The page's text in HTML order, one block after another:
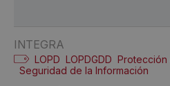
INTEGRA
LOPD LOPDGDD Protección
Seguridad de la Información